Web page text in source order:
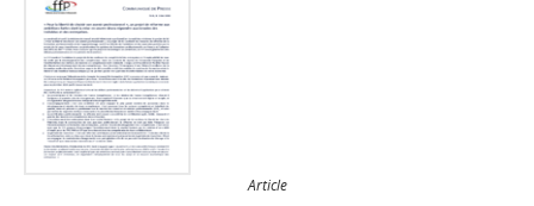
Article